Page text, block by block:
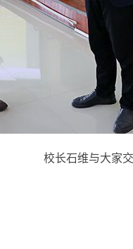
校长石维与大家